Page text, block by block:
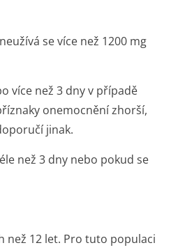
se více než 1200 mg
více než 3 dny v případě
onemocnění zhorší,
jinak.
než 3 dny nebo pokud se
než 12 let. Pro tuto populaci